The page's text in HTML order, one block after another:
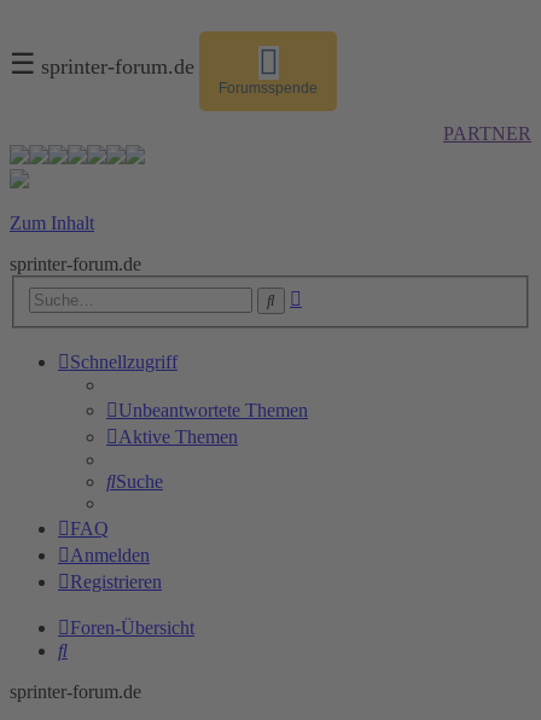
☰ sprinter-forum.de
Forumsspende
PARTNER
Zum Inhalt
sprinter-forum.de
Suche
Schnellzugriff
Unbeantwortete Themen
Aktive Themen
Suche
FAQ
Anmelden
Registrieren
Foren-Übersicht
Suche
sprinter-forum.de